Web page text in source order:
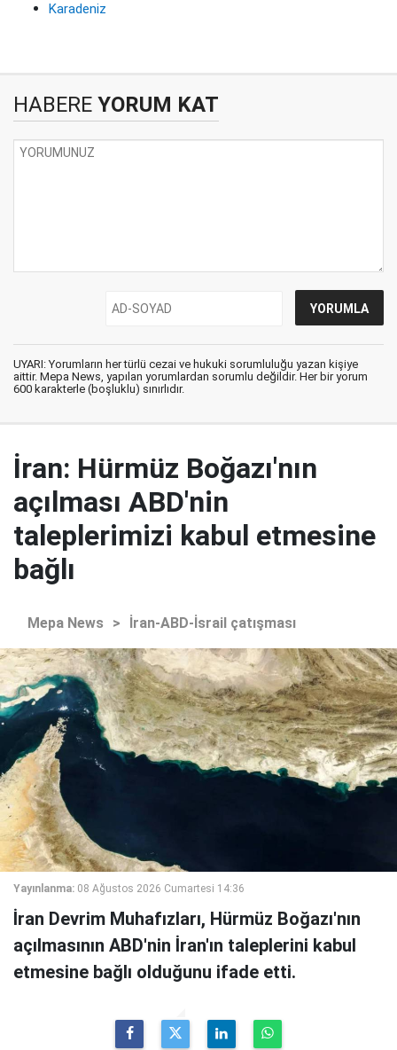
Karadeniz
HABERE YORUM KAT
UYARI: Yorumların her türlü cezai ve hukuki sorumluluğu yazan kişiye
aittir. Mepa News, yapılan yorumlardan sorumlu değildir. Her bir yorum
600 karakterle (boşluklu) sınırlıdır.
İran: Hürmüz Boğazı'nın
açılması ABD'nin
taleplerimizi kabul etmesine
bağlı
Mepa News > İran-ABD-İsrail çatışması
Yayınlanma: 08 Ağustos 2026 Cumartesi 14:36
İran Devrim Muhafızları, Hürmüz Boğazı'nın
açılmasının ABD'nin İran'ın taleplerini kabul
etmesine bağlı olduğunu ifade etti.